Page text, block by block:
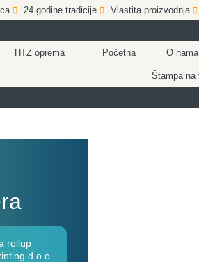
24 godine tradicije Vlastita proizvodnja
HTZ oprema Početna O nama
Štampa na
rollup
d.o.o.